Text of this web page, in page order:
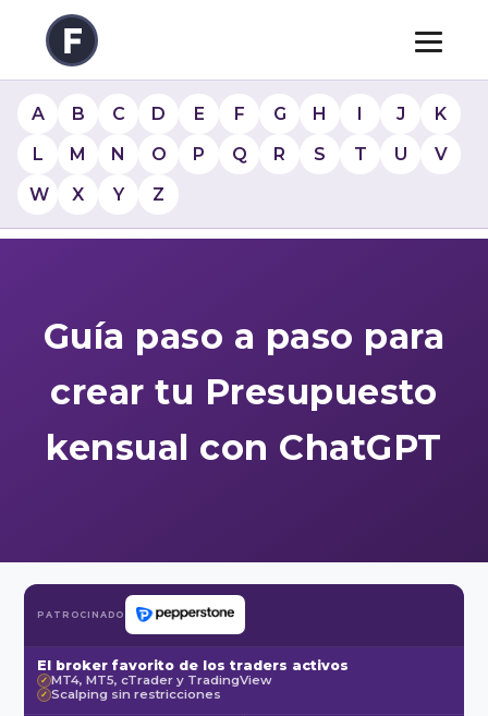
A B C D E F G H I J
K
L
M N O P Q R S T U
V
W
X Y Z
Guía paso a paso para
crear tu Presupuesto
kensual con ChatGPT
PATROCINADO
El broker favorito de los traders activos
✓ MT4, MT5, cTrader y TradingView
✓ Scalping sin restricciones